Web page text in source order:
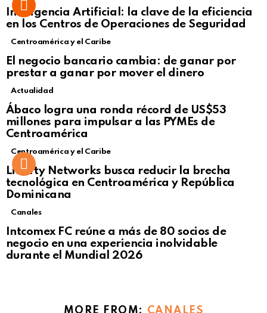
Inteligencia Artificial: la clave de la eficiencia
en los Centros de Operaciones de Seguridad
Centroamérica y el Caribe
El negocio bancario cambia: de ganar por
prestar a ganar por mover el dinero
Not Safe For Work
Click to view this post
Actualidad
Ábaco logra una ronda récord de US$53
millones para impulsar a las PYMEs de
Centroamérica
Centroamérica y el Caribe
Liberty Networks busca reducir la brecha
tecnológica en Centroamérica y República
Dominicana
Canales
Intcomex FC reúne a más de 80 socios de
negocio en una experiencia inolvidable
durante el Mundial 2026
MORE FROM: CANALES